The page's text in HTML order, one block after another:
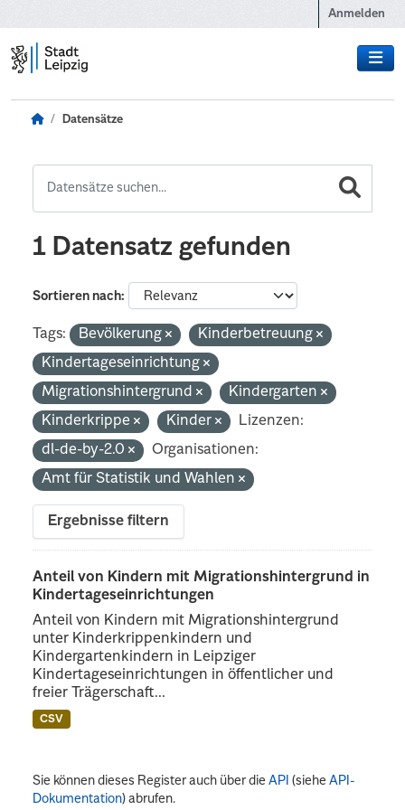
Anmelden
Datensätze
1 Datensatz gefunden
Sortieren nach
Tags: Bevölkerung
Kinderbetreuung
Kindertageseinrichtung
Migrationshintergrund
Kindergarten
Kinderkrippe
Kinder
Lizenzen:
dl-de-by-2.0
Organisationen:
Amt für Statistik und Wahlen
Ergebnisse filtern
Anteil von Kindern mit Migrationshintergrund in
Kindertageseinrichtungen
Anteil von Kindern mit Migrationshintergrund
unter Kinderkrippenkindern und
Kindergartenkindern in Leipziger
Kindertageseinrichtungen in öffentlicher und
freier Trägerschaft...
CSV
Sie können dieses Register auch über dieAPI (sieheAPI-
Dokumentation) abrufen.